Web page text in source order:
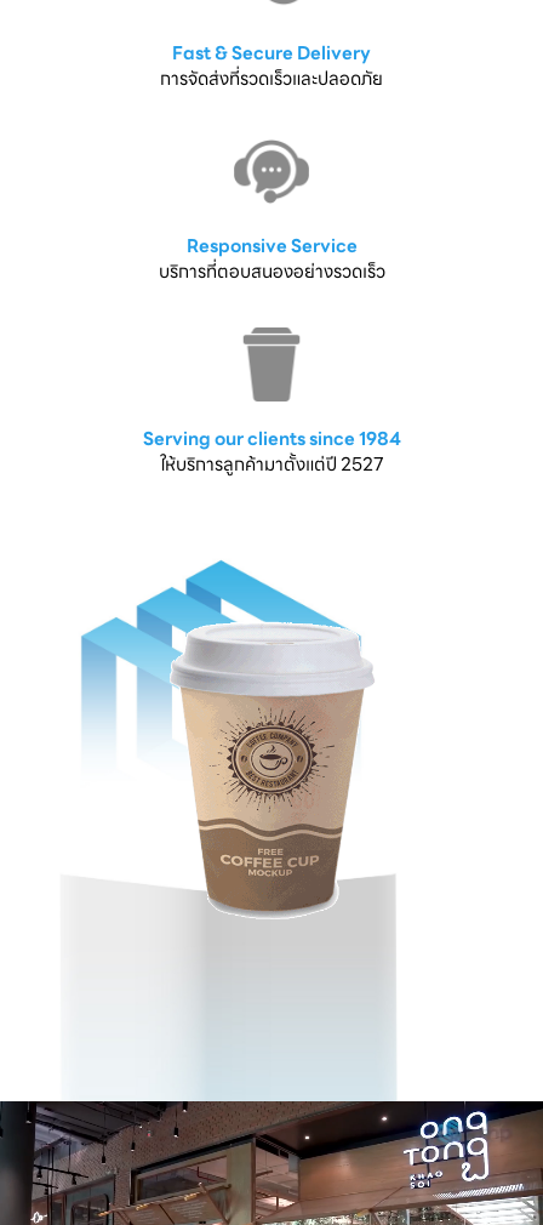
Fast & Secure Delivery
การจัดส่งที่รวดเร็วและปลอดภัย
Responsive Service
บริการที่ตอบสนองอย่างรวดเร็ว
Serving our clients since 1984
ให้บริการลูกค้ามาตั้งแต่ปี 2527